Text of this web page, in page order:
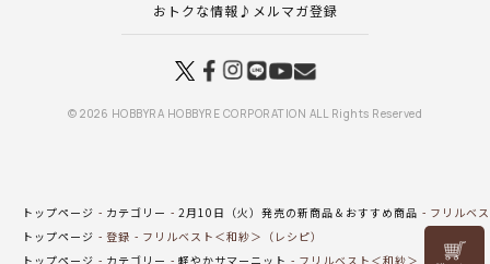
リリヤン
おトクな情報♪メルマガ登録
© 2026 HOBBYRA HOBBYRE CORPORATION ALL Rights Reserved
トップページ カテゴリー 2月10日（火）発売の新商品＆おすすめ商品
フリルベ
トップページ
登録
フリルベスト＜和紗＞（レシピ）
トップページ
カテゴリー 軽やかサマーニット フリルベスト＜和紗＞（レシピ）